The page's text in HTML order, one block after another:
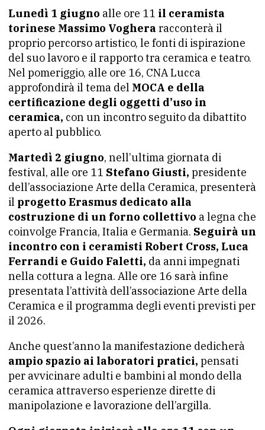
Lunedì 1 giugno alle ore 11 il ceramista
torinese Massimo Voghera racconterà il
proprio percorso artistico, le fonti di ispirazione
del suo lavoro e il rapporto tra ceramica e teatro.
Nel pomeriggio, alle ore 16, CNA Lucca
approfondirà il tema del MOCA e della
certificazione degli oggetti d’uso in
ceramica, con un incontro seguito da dibattito
aperto al pubblico.
Martedì 2 giugno, nell’ultima giornata di
festival, alle ore 11 Stefano Giusti, presidente
dell’associazione Arte della Ceramica, presenterà
il progetto Erasmus dedicato alla
costruzione di un forno collettivo a legna che
coinvolge Francia, Italia e Germania. Seguirà un
incontro con i ceramisti Robert Cross, Luca
Ferrandi e Guido Faletti, da anni impegnati
nella cottura a legna. Alle ore 16 sarà infine
presentata l’attività dell’associazione Arte della
Ceramica e il programma degli eventi previsti per
il 2026.
Anche quest’anno la manifestazione dedicherà
ampio spazio ai laboratori pratici, pensati
per avvicinare adulti e bambini al mondo della
ceramica attraverso esperienze dirette di
manipolazione e lavorazione dell’argilla.